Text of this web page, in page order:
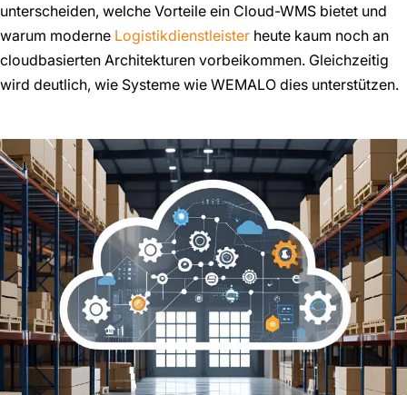
unterscheiden, welche Vorteile ein Cloud-WMS bietet und
warum moderne Logistikdienstleister heute kaum noch an
cloudbasierten Architekturen vorbeikommen. Gleichzeitig
wird deutlich, wie Systeme wie WEMALO dies unterstützen.